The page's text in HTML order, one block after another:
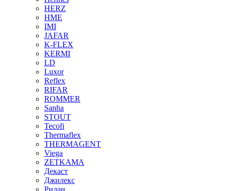
HERZ
HME
IMI
JAFAR
K-FLEX
KERMI
LD
Luxor
Reflex
RIFAR
ROMMER
Sanha
STOUT
Tecofi
Thermaflex
THERMAGENT
Viega
ZETKAMA
Декаст
Джилекс
Ридан